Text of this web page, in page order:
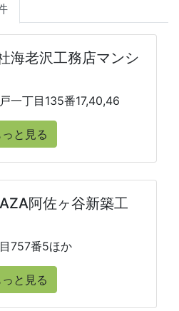
海老沢工務店マンシ
一丁目135番17,40,46
っと見る
阿佐ヶ谷新築工
757番5ほか
っと見る